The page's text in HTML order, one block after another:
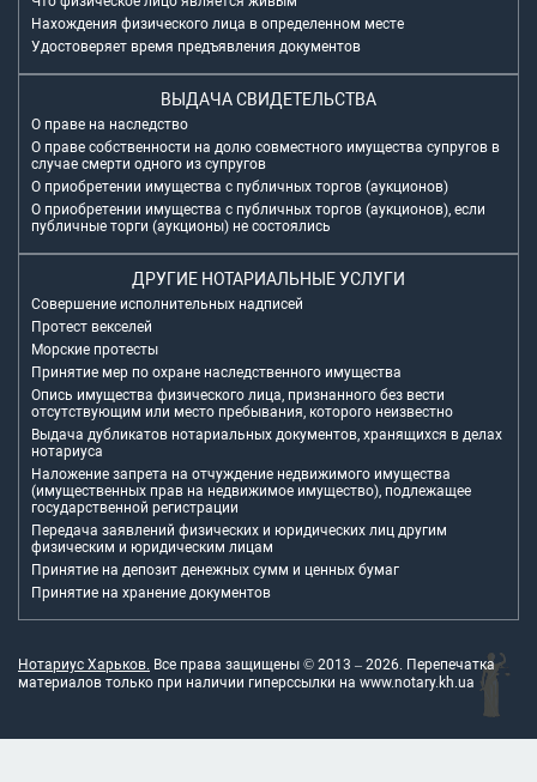
Нахождения физического лица в определенном месте
Удостоверяет время предъявления документов
ВЫДАЧА СВИДЕТЕЛЬСТВА
О праве на наследство
О праве собственности на долю совместного имущества супругов в
случае смерти одного из супругов
О приобретении имущества с публичных торгов (аукционов)
О приобретении имущества с публичных торгов (аукционов), если
публичные торги (аукционы) не состоялись
ДРУГИЕ НОТАРИАЛЬНЫЕ УСЛУГИ
Совершение исполнительных надписей
Протест векселей
Морские протесты
Принятие мер по охране наследственного имущества
Опись имущества физического лица, признанного без вести
отсутствующим или место пребывания, которого неизвестно
Выдача дубликатов нотариальных документов, хранящихся в делах
нотариуса
Наложение запрета на отчуждение недвижимого имущества
(имущественных прав на недвижимое имущество), подлежащее
государственной регистрации
Передача заявлений физических и юридических лиц другим
физическим и юридическим лицам
Принятие на депозит денежных сумм и ценных бумаг
Принятие на хранение документов
Нотариус Харьков. Все права защищены © 2013 – 2026. Перепечатка
материалов только при наличии гиперссылки на www.notary.kh.ua